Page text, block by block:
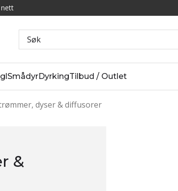
SmådyrDyrkingTilbud / Outlet
dyser & diffusorer
&